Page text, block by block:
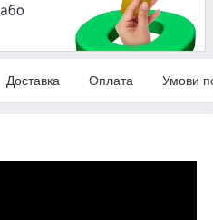
Доставка Оплата Умови